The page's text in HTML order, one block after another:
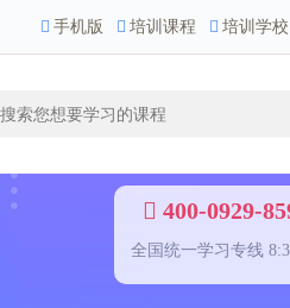
手机版 培训课程 培训学校
400-0929-
全国统一学习专线